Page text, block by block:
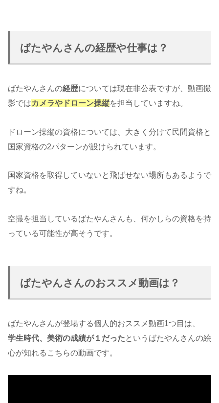
ばたやんさんの経歴や仕事は？
ばたやんさんの経歴については現在非公表ですが、動画撮
影ではカメラやドローン操縦を担当していますね。
ドローン操縦の資格については、大きく分けて民間資格と
国家資格の2パターンが設けられています。
国家資格を取得していないと飛ばせない場所もあるようで
すね。
空撮を担当しているばたやんさんも、何かしらの資格を持
っている可能性が高そうです。
ばたやんさんのおススメ動画は？
ばたやんさんが登場する個人的おススメ動画1つ目は、
学生時代、美術の成績が１だった というばたやんさんの絵
心が知れるこちらの動画です。